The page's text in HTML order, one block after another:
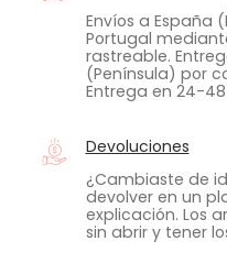
Envíos a España
Portugal
rastreable.
(Península) por
Entrega en 24-48
Devoluciones
¿Cambiaste de
devolver en un
explicación. Los
sin abrir y tener